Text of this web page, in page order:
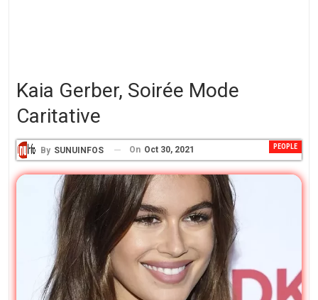
Kaia Gerber, Soirée Mode
Caritative
PEOPLE
By SUNUINFOS On Oct 30, 2021